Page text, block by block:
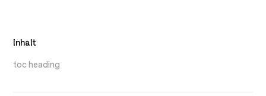
Inhalt
toc heading